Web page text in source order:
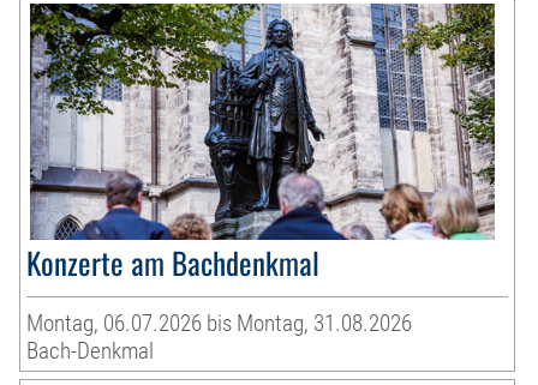
Konzerte am Bachdenkmal
Montag, 06.07.2026 bis Montag, 31.08.2026
Bach-Denkmal